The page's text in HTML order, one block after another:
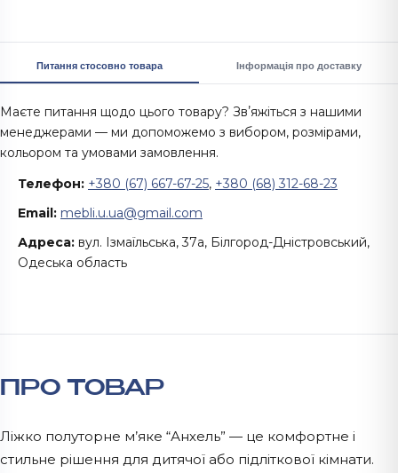
Питання стосовно товара Інформація про доставку
Маєте питання щодо цього товару? Звʼяжіться з нашими
менеджерами — ми допоможемо з вибором, розмірами,
кольором та умовами замовлення.
Телефон: +380 (67) 667-67-25, +380 (68) 312-68-23
Email: mebli.u.ua@gmail.com
Адреса: вул. Ізмаїльська, 37а, Білгород-Дністровський,
Одеська область
ПРО ТОВАР
Ліжко полуторне м’яке “Анхель” — це комфортне і
стильне рішення для дитячої або підліткової кімнати.